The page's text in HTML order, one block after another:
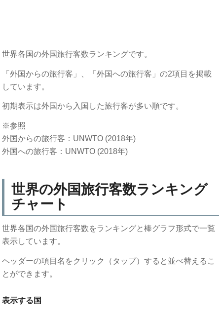
世界各国の外国旅行客数ランキングです。
「外国からの旅行客」、「外国への旅行客」の2項目を掲載
しています。
初期表示は外国から入国した旅行客が多い順です。
※参照
外国からの旅行客：UNWTO (2018年)
外国への旅行客：UNWTO (2018年)
世界の外国旅行客数ランキング
チャート
世界各国の外国旅行客数をランキングと棒グラフ形式で一覧
表示しています。
ヘッダーの項目名をクリック（タップ）すると並べ替えるこ
とができます。
表示する国